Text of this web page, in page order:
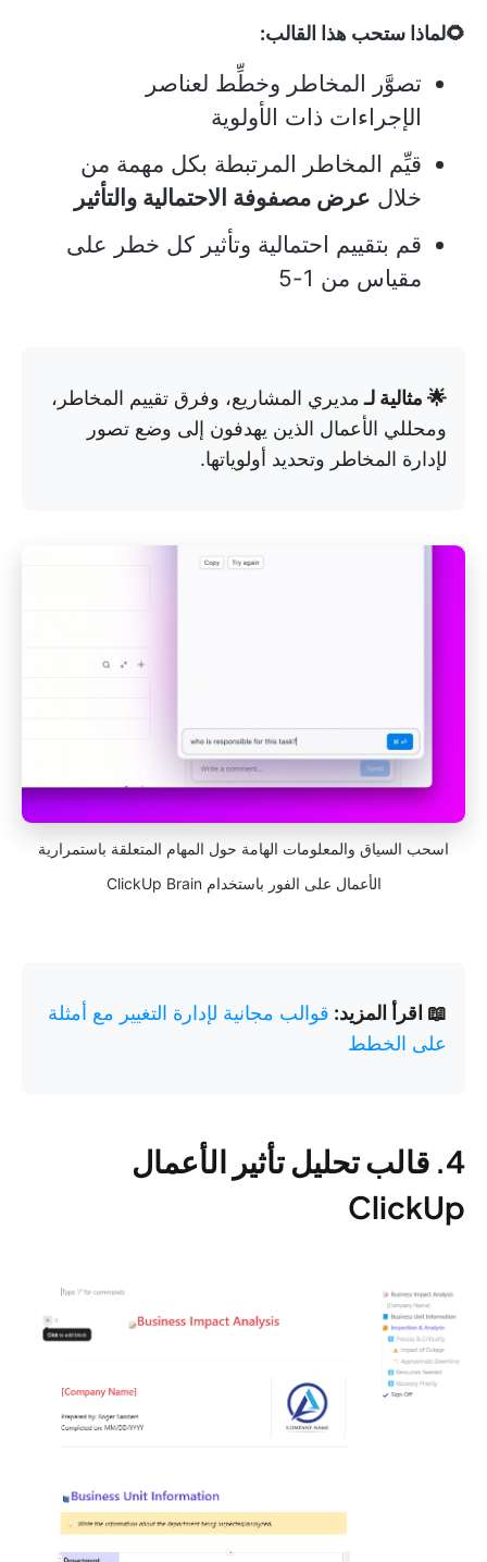
🌻لماذا ستحب هذا القالب:
تصوَّر المخاطر وخطِّط لعناصر
الإجراءات ذات الأولوية
قيِّم المخاطر المرتبطة بكل مهمة من
خلال عرض مصفوفة الاحتمالية والتأثير
قم بتقييم احتمالية وتأثير كل خطر على
مقياس من 1-5
🌟 مثالية لـمديري المشاريع، وفرق تقييم المخاطر،
ومحللي الأعمال الذين يهدفون إلى وضع تصور
لإدارة المخاطر وتحديد أولوياتها.
اسحب السياق والمعلومات الهامة حول المهام المتعلقة باستمرارية
الأعمال على الفور باستخدام ClickUp Brain
📖 اقرأ المزيد: قوالب مجانية لإدارة التغيير مع أمثلة
على الخطط
4. قالب تحليل تأثير الأعمال
ClickUp